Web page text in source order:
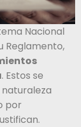
Nacional
Reglamento,
. Estos se
por